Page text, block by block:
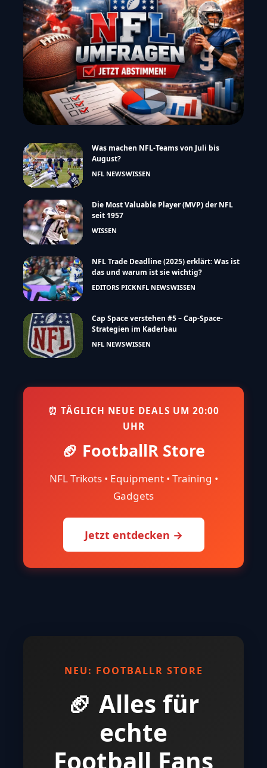
Was machen NFL-Teams von Juli bis
August?
NFL NEWSWISSEN
Die Most Valuable Player (MVP) der NFL
seit 1957
WISSEN
NFL Trade Deadline (2025) erklärt: Was ist
das und warum ist sie wichtig?
EDITORS PICKNFL NEWSWISSEN
Cap Space verstehen #5 – Cap-Space-
Strategien im Kaderbau
NFL NEWSWISSEN
⏰ TÄGLICH NEUE DEALS UM 20:00
UHR
🏈 FootballR Store
NFL Trikots • Equipment • Training •
Gadgets
Jetzt entdecken →
NEU: FOOTBALLR STORE
🏈 Alles für
echte
Football Fans